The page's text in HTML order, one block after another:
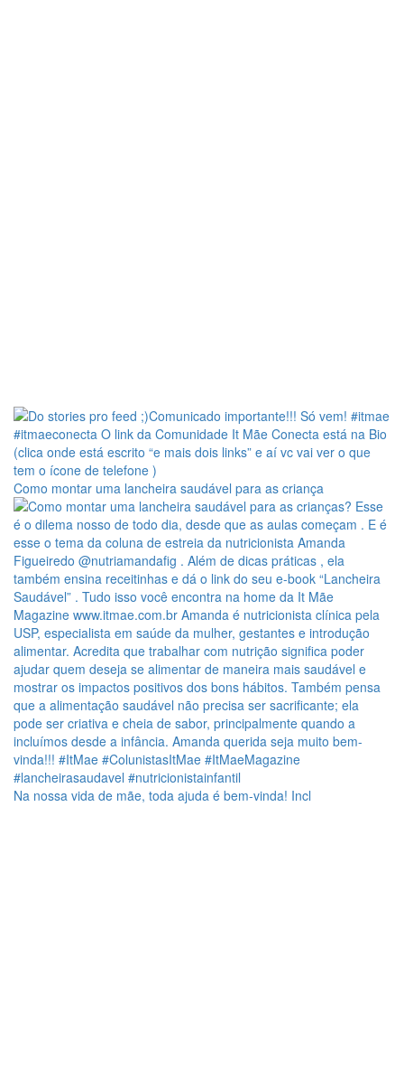
Como montar uma lancheira saudável para as criança
Na nossa vida de mãe, toda ajuda é bem-vinda! Incl